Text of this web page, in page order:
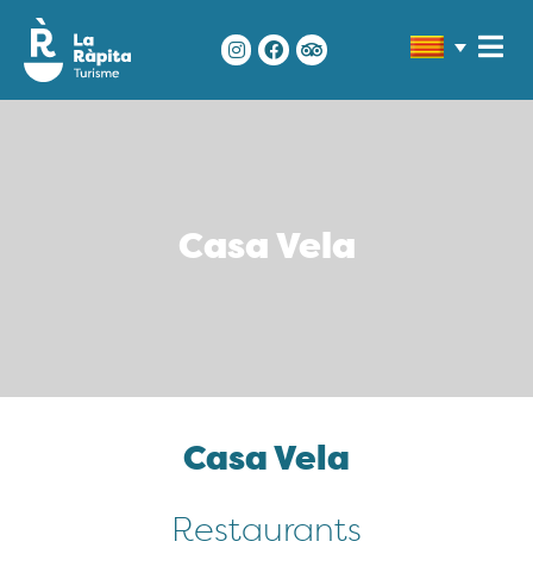
Casa Vela
Casa Vela
Restaurants